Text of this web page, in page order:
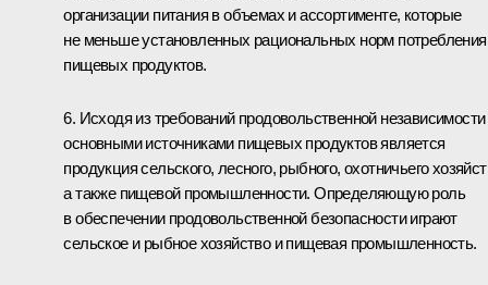
организации питания в объемах и ассортименте, которые
не меньше установленных рациональных норм потребления
пищевых продуктов.
6. Исходя из требований продовольственной независимости
основными источниками пищевых продуктов является
продукция сельского, лесного, рыбного, охотничьего
а также пищевой промышленности. Определяющую роль
в обеспечении продовольственной безопасности играют
сельское и рыбное хозяйство и пищевая промышленность.